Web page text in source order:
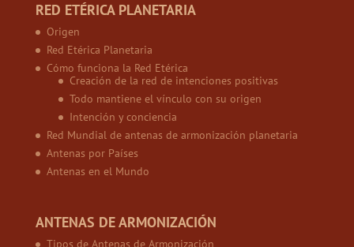
RED ETÉRICA PLANETARIA
Origen
Red Etérica Planetaria
Cómo funciona la Red Etérica
Creación de la red de intenciones positivas
Todo mantiene el vínculo con su origen
Intención y conciencia
Red Mundial de antenas de armonización planetaria
Antenas por Países
Antenas en el Mundo
ANTENAS DE ARMONIZACIÓN